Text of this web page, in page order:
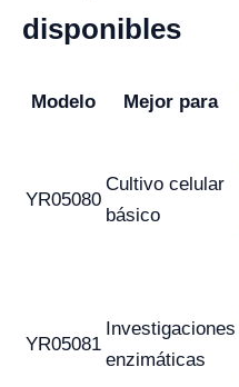
disponibles
Modelo Mejor para
YR05080
Cultivo celular
básico
YR05081
Investigaciones
enzimáticas